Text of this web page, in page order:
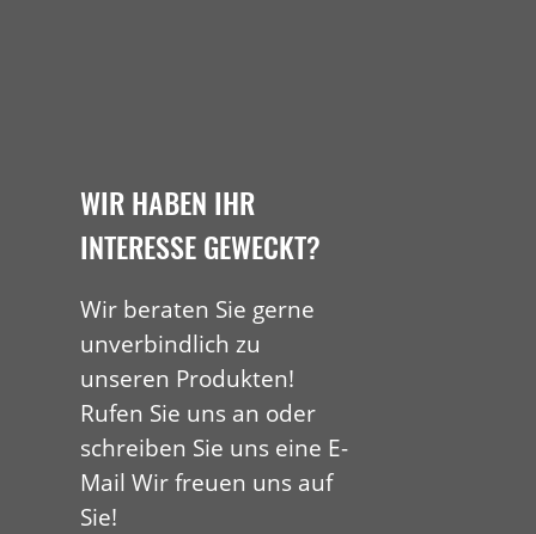
WIR HABEN IHR
INTERESSE GEWECKT?
Wir beraten Sie gerne
unverbindlich zu
unseren Produkten!
Rufen Sie uns an oder
schreiben Sie uns eine E-
Mail Wir freuen uns auf
Sie!